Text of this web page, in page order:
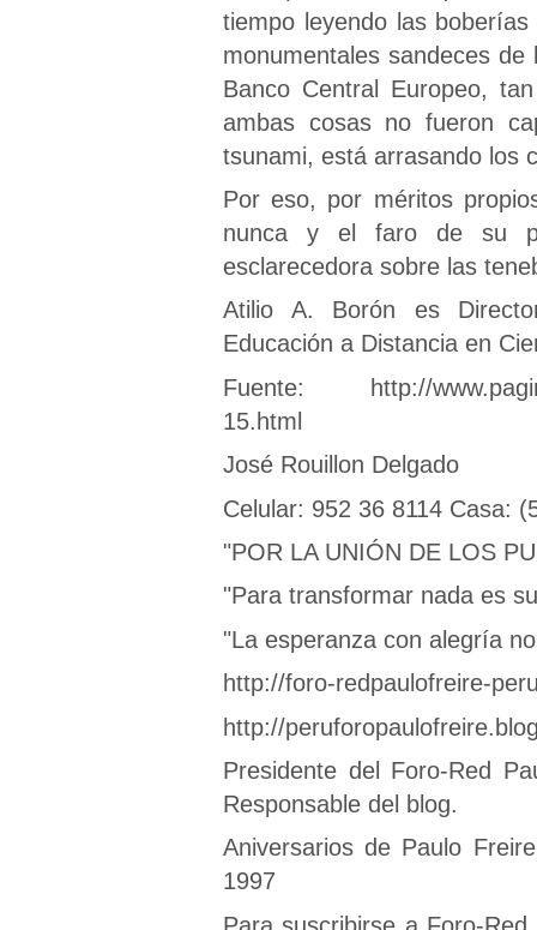
tiempo leyendo las
monumentales sandeces
Banco Central Europeo,
ambas cosas no fueron
tsunami, está arrasando los
Por eso, por méritos
nunca y el faro de su
esclarecedora sobre las
Atilio A. Borón es
Educación a Distancia en
Fuente: http://
15.html
José Rouillon Delgado
Celular: 952 36 8114 Casa:
"POR LA UNIÓN DE LOS
"Para transformar nada es
"La esperanza con alegría
http://foro-redpaulofreire-
http://
Presidente del Foro-Red
Responsable del blog.
Aniversarios de Paulo
1997
Para suscribirse a Foro-